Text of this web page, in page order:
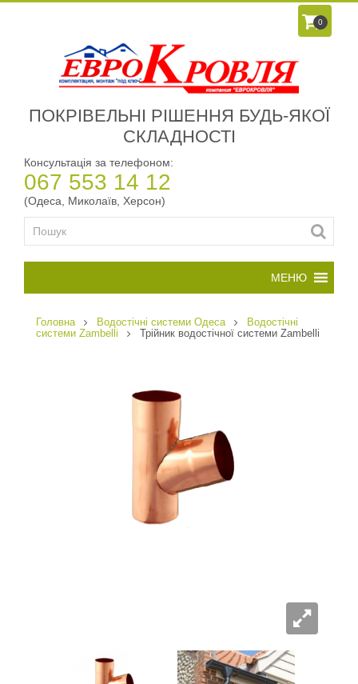
0
ПОКРІВЕЛЬНІ РІШЕННЯ БУДЬ-ЯКОЇ
СКЛАДНОСТІ
Консультація за телефоном:
067 553 14 12
(Одеса, Миколаїв, Херсон)
Головна Водостічні системи Одеса
Водостічні
системи Zambelli
Трійник водостічної системи Zambelli